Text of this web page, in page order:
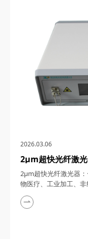
通信、5G/6G通信与
学测量与传感以及太
的应用潜力。今天，
2026.03.06
2μm超快光纤激
梓冠产品在生物
激光雷达与通信、
2μm超快光纤激光器
物医疗、工业加工、
测等领域的实际应用
宽调谐范围等特性，在